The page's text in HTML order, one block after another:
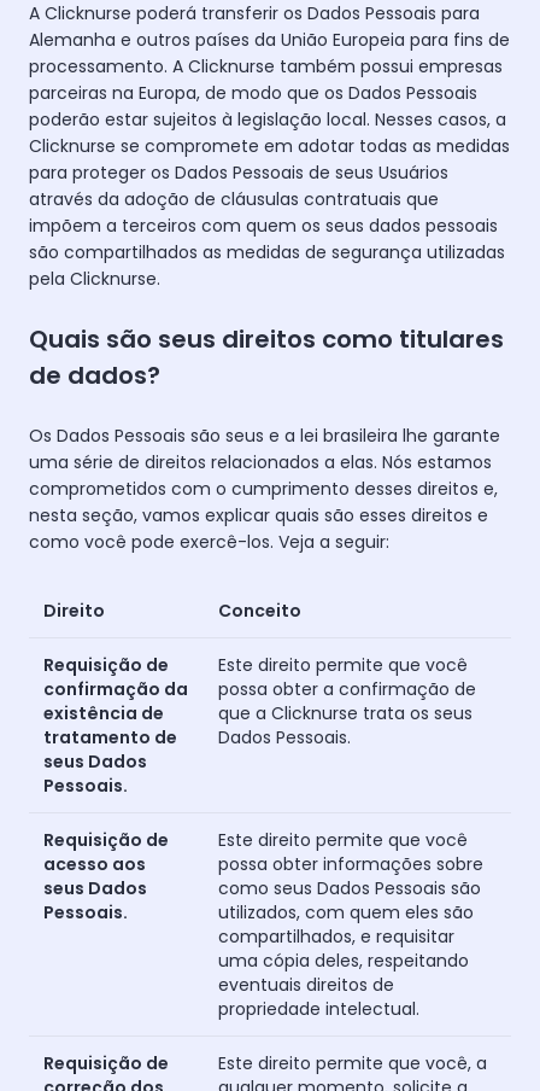
A Clicknurse poderá transferir os Dados Pessoais para
Alemanha e outros países da União Europeia para fins de
processamento. A Clicknurse também possui empresas
parceiras na Europa, de modo que os Dados Pessoais
poderão estar sujeitos à legislação local. Nesses casos, a
Clicknurse se compromete em adotar todas as medidas
para proteger os Dados Pessoais de seus Usuários
através da adoção de cláusulas contratuais que
impõem a terceiros com quem os seus dados pessoais
são compartilhados as medidas de segurança utilizadas
pela Clicknurse.
Quais são seus direitos como titulares
de dados?
Os Dados Pessoais são seus e a lei brasileira lhe garante
uma série de direitos relacionados a elas. Nós estamos
comprometidos com o cumprimento desses direitos e,
nesta seção, vamos explicar quais são esses direitos e
como você pode exercê-los. Veja a seguir:
Direito Conceito
Requisição de
confirmação da
existência de
tratamento de
seus Dados
Pessoais.
Este direito permite que você
possa obter a confirmação de
que a Clicknurse trata os seus
Dados Pessoais.
Requisição de
acesso aos
seus Dados
Pessoais.
Este direito permite que você
possa obter informações sobre
como seus Dados Pessoais são
utilizados, com quem eles são
compartilhados, e requisitar
uma cópia deles, respeitando
eventuais direitos de
propriedade intelectual.
Requisição de
Este direito permite que você, a